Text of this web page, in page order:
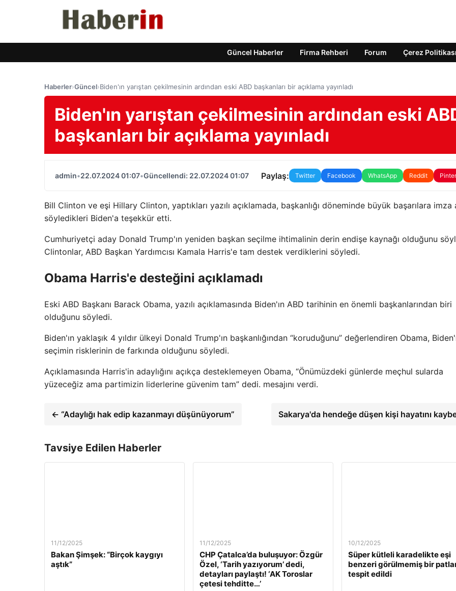
Güncel Haberler Firma Rehberi Forum Çerez Politikası
Haberler›Güncel›Biden'ın yarıştan çekilmesinin ardından eski ABD başkanları bir açıklama yayınladı
Biden'ın yarıştan çekilmesinin ardından eski
başkanları bir açıklama yayınladı
admin•22.07.2024 01:07•Güncellendi: 22.07.2024 01:07 Paylaş: Twitter Facebook WhatsApp Reddit
Bill Clinton ve eşi Hillary Clinton, yaptıkları yazılı açıklamada, başkanlığı döneminde büyük başarılara imza
söyledikleri Biden'a teşekkür etti.
Cumhuriyetçi aday Donald Trump'ın yeniden başkan seçilme ihtimalinin derin endişe kaynağı olduğunu
Clintonlar, ABD Başkan Yardımcısı Kamala Harris'e tam destek verdiklerini söyledi.
Obama Harris'e desteğini açıklamadı
Eski ABD Başkanı Barack Obama, yazılı açıklamasında Biden'ın ABD tarihinin en önemli başkanlarından biri
olduğunu söyledi.
Biden'ın yaklaşık 4 yıldır ülkeyi Donald Trump'ın başkanlığından “koruduğunu” değerlendiren Obama,
seçimin risklerinin de farkında olduğunu söyledi.
Açıklamasında Harris'in adaylığını açıkça desteklemeyen Obama, “Önümüzdeki günlerde meçhul sularda
yüzeceğiz ama partimizin liderlerine güvenim tam” dedi. mesajını verdi.
← “Adaylığı hak edip kazanmayı düşünüyorum” Sakarya'da hendeğe düşen kişi hayatını
Tavsiye Edilen Haberler
11/12/2025
Bakan Şimşek: “Birçok kaygıyı
aştık”
11/12/2025
CHP Çatalca’da buluşuyor: Özgür
Özel, ‘Tarih yazıyorum’ dedi,
detayları paylaştı! ‘AK Toroslar
çetesi tehditte…’
10/12/2025
Süper kütleli karadelikte eşi
benzeri görülmemiş bir
tespit edildi